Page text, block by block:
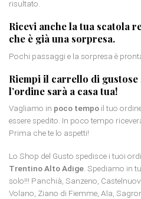
risultato.
Ricevi anche la tua scatola
che è già una sorpresa.
Pochi passaggi e la sorpresa è
Riempi il carrello di
l’ordine sarà a casa tua!
Vagliamo in poco tempo il tuo
essere spedito. In poco tempo
Prima che te lo aspetti!
Lo Shop del Gusto spedisce i tuoi
Trentino Alto Adige . Spediamo in
solo!!! Panchià, Sanzeno,
Volano, Ziano di Fiemme, Ala,